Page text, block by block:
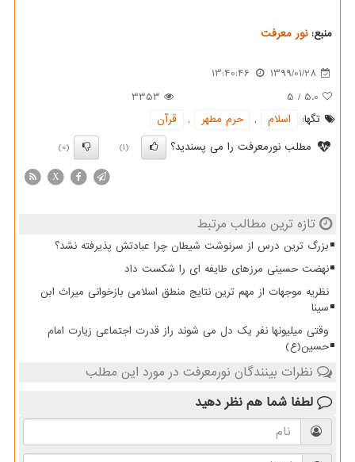
منبع:نور معرفت
1399/01/28
13:40:46
5.0
/
5
3353
تگها:
اسلام , حرم مطهر ,
قرآن
مطلب نورمعرفت را می پسندید؟
(1)
(0)
X
تازه ترین مطالب مرتبط
بزرگ ترین درس از سرنوشت شیطان چرا عبادتش پذیرفته نشد؟
نهضت حسینی مرزهای طایفه ای را شکست داد
نظریه موجهات از مهم ترین نتایج منطق اسلامی بازخوانی میراث ابن
سینا
وقتی میلیونها نفر یک دل می شوند راز قدرت اجتماعی زیارت امام
حسین(ع)
نظرات بینندگان نورمعرفت در مورد این مطلب
لطفا شما هم نظر دهید